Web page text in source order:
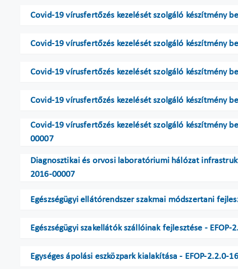
Covid-19 vírusfertőzés kezelését szolgáló készítmény
Covid-19 vírusfertőzés kezelését szolgáló készítmény
Covid-19 vírusfertőzés kezelését szolgáló készítmény
Covid-19 vírusfertőzés kezelését szolgáló készítmény
Covid-19 vírusfertőzés kezelését szolgáló készítmény
00007
Diagnosztikai és orvosi laboratóriumi hálózat
2016-00007
Egészségügyi ellátórendszer szakmai módszertani
Egészségügyi szakellátók szállóinak fejlesztése -
Egységes ápolási eszközpark kialakítása - EFOP-2.2.0-